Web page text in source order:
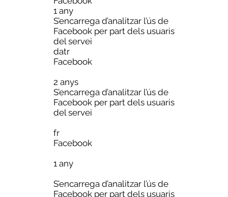
1 any
S’encarrega d’analitzar l’ús de
Facebook per part dels usuaris
del servei
datr
Facebook
2 anys
S’encarrega d’analitzar l’ús de
Facebook per part dels usuaris
del servei
fr
Facebook
1 any
S’encarrega d’analitzar l’ús de
Facebook per part dels usuaris